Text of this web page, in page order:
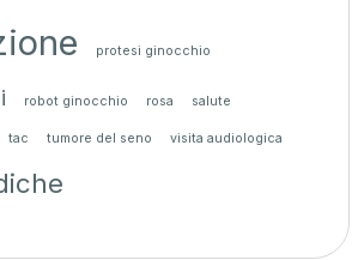
protesi ginocchio
robot ginocchio rosa salute
tac tumore del seno visita audiologica